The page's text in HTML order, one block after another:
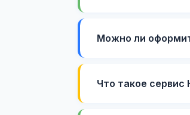
Можно ли
Что такое сервис